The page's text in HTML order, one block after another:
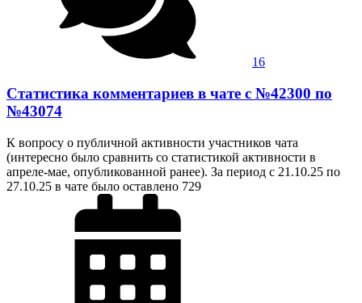
16
Статистика комментариев в чате с №42300 по
№43074
К вопросу о публичной активности участников чата
(интересно было сравнить со статистикой активности в
апреле-мае, опубликованной ранее). За период с 21.10.25 по
27.10.25 в чате было оставлено 729